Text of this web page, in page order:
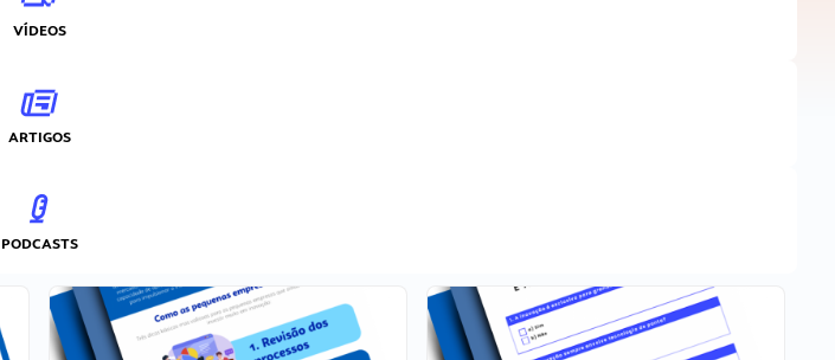
VÍDEOS
ARTIGOS
PODCASTS